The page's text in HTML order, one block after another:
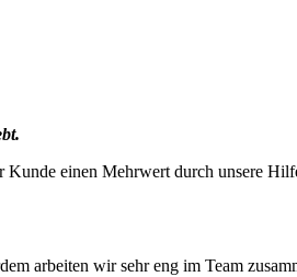
einen Mehrwert durch unsere
arbeiten wir sehr eng im Team